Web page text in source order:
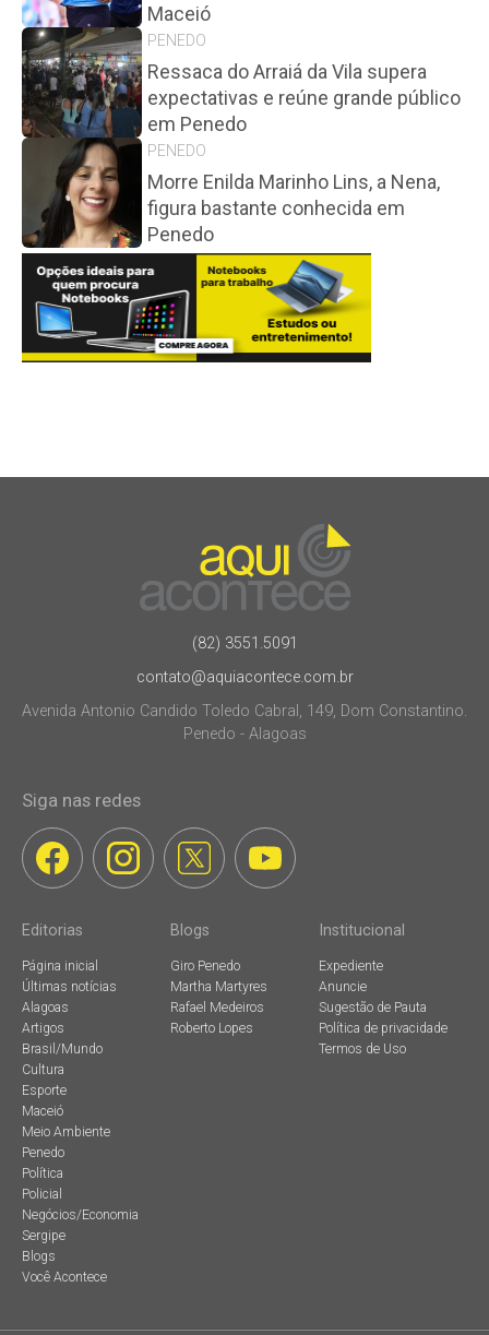
Maceió
PENEDO
Ressaca do Arraiá da Vila supera
expectativas e reúne grande público
em Penedo
PENEDO
Morre Enilda Marinho Lins, a Nena,
figura bastante conhecida em
Penedo
(82) 3551.5091
contato@aquiacontece.com.br
Avenida Antonio Candido Toledo Cabral, 149, Dom Constantino.
Penedo - Alagoas
Siga nas redes
Editorias
Página inicial
Últimas notícias
Alagoas
Artigos
Brasil/Mundo
Cultura
Esporte
Maceió
Meio Ambiente
Penedo
Política
Policial
Negócios/Economia
Sergipe
Blogs
Você Acontece
Blogs
Giro Penedo
Martha Martyres
Rafael Medeiros
Roberto Lopes
Institucional
Expediente
Anuncie
Sugestão de Pauta
Política de privacidade
Termos de Uso